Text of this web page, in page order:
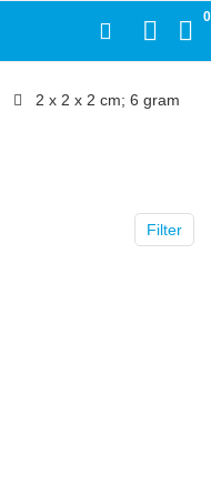
0
‎2 x 2 x 2 cm; 6 gram
Filter